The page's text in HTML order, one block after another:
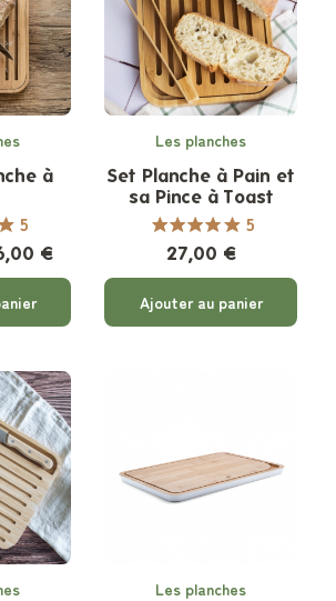
à
5
€
Les planches
Set Planche à Pain et
sa Pince à Toast
5
27,00 €
Ajouter au panier
Les planches